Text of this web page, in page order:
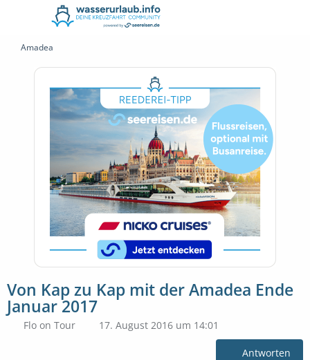
Amadea
Von Kap zu Kap mit der Amadea Ende
Januar 2017
Flo on Tour 17. August 2016 um 14:01
Antworten